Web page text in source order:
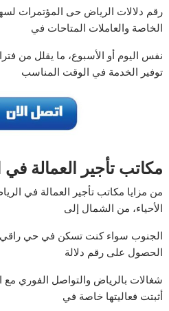
رقم دلالات الرياض حى المؤتمرات
الخاصة والعاملات المتاحات في
نفس اليوم أو الأسبوع، ما يقلل من
توفير الخدمة في الوقت المناسب
مكاتب تأجير العمالة
من مزايا مكاتب تأجير العمالة في
الأحياء، من الشمال إلى
الجنوب سواء كنت تسكن في حي
الحصول على رقم دلالة
شغالات بالرياض والتواصل الفوري مع
أثبتت فعاليتها خاصة في